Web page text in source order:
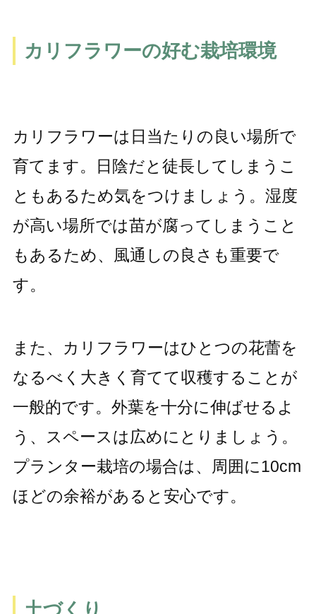
カリフラワーの好む栽培環境
カリフラワーは日当たりの良い場所で
育てます。日陰だと徒長してしまうこ
ともあるため気をつけましょう。湿度
が高い場所では苗が腐ってしまうこと
もあるため、風通しの良さも重要で
す。
また、カリフラワーはひとつの花蕾を
なるべく大きく育てて収穫することが
一般的です。外葉を十分に伸ばせるよ
う、スペースは広めにとりましょう。
プランター栽培の場合は、周囲に10cm
ほどの余裕があると安心です。